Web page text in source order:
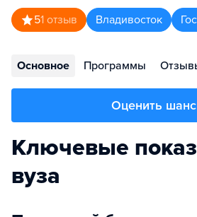
51 отзыв Владивосток
Основное Программы
Оценить
Ключевые
вуза